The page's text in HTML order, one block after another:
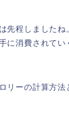
先程しましたね
に消費されてい
リーの計算方法